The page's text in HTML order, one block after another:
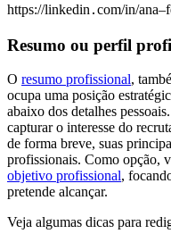
https://linkedin․com/in/
Resumo ou perfil
O resumo profissional,
ocupa uma posição
abaixo dos detalhes
capturar o interesse do
de forma breve, suas
profissionais. Como opção,
objetivo profissional,
pretende alcançar.
Veja algumas dicas para